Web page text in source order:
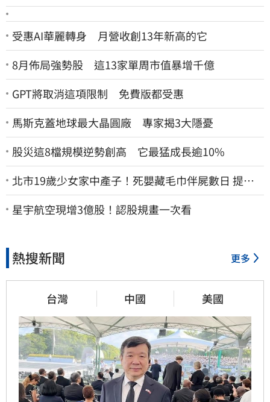
受惠AI華麗轉身 月營收創13年新高的它
8月佈局強勢股 這13家單周市值暴增千億
GPT將取消這項限制 免費版都受惠
馬斯克蓋地球最大晶圓廠 專家揭3大隱憂
股災這8檔規模逆勢創高 它最猛成長逾10%
北市19歲少女家中產子！死嬰藏毛巾伴屍數日 提袋
進派出所嚇壞警員
星宇航空現增3億股！認股規畫一次看
熱搜新聞 更多
台灣 中國 美國